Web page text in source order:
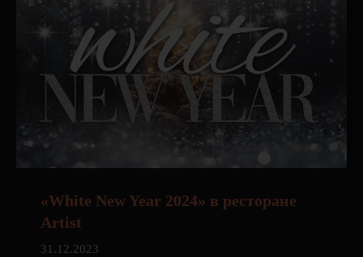
«White New Year 2024» в ресторане
Artist
31.12.2023